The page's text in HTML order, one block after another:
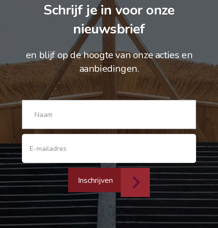
Schrijf je in voor onze
nieuwsbrief
en blijf op de hoogte van onze acties en
aanbiedingen.
Inschrijven